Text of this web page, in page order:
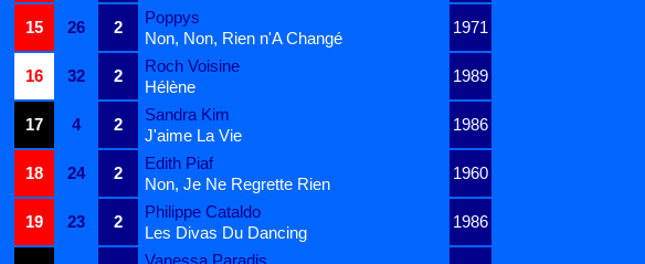
15
26 2
Poppys
1971
Non, Non, Rien n'A Changé
16
32 2
Roch Voisine
1989
Hélène
17
4 2
Sandra Kim
1986
J'aime La Vie
18
24 2
Edith Piaf
1960
Non, Je Ne Regrette Rien
19
23 2
Philippe Cataldo
1986
Les Divas Du Dancing
Vanessa Paradis